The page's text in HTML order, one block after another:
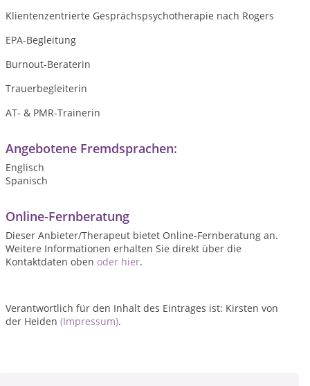
Klientenzentrierte Gesprächspsychotherapie nach Rogers
EPA-Begleitung
Burnout-Beraterin
Trauerbegleiterin
AT- & PMR-Trainerin
Angebotene Fremdsprachen:
Englisch
Spanisch
Online-Fernberatung
Dieser Anbieter/Therapeut bietet Online-Fernberatung an.
Weitere Informationen erhalten Sie direkt über die
Kontaktdaten oben oder hier.
Verantwortlich für den Inhalt des Eintrages ist: Kirsten von
der Heiden (Impressum).